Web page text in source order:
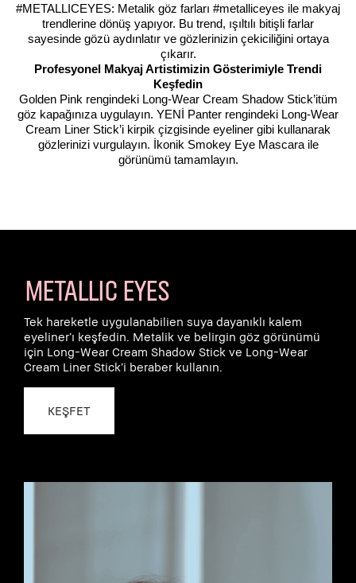
#METALLICEYES: Metalik göz farları #metalliceyes ile makyaj
trendlerine dönüş yapıyor. Bu trend, ışıltılı bitişli farlar
sayesinde gözü aydınlatır ve gözlerinizin çekiciliğini ortaya
çıkarır.
Profesyonel Makyaj Artistimizin Gösterimiyle Trendi
Keşfedin
Golden Pink rengindeki Long-Wear Cream Shadow Stick’itüm
göz kapağınıza uygulayın. YENİ Panter rengindeki Long-Wear
Cream Liner Stick’i kirpik çizgisinde eyeliner gibi kullanarak
gözlerinizi vurgulayın. İkonik Smokey Eye Mascara ile
görünümü tamamlayın.
METALLIC EYES
Tek hareketle uygulanabilien suya dayanıklı kalem
eyeliner’ı keşfedin. Metalik ve belirgin göz görünümü
için Long-Wear Cream Shadow Stick ve Long-Wear
Cream Liner Stick’i beraber kullanın.
KEŞFET